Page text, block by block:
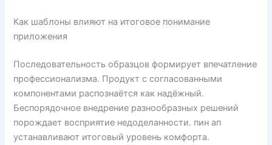
Как шаблоны влияют на итоговое понимание
приложения
Последовательность образцов формирует впечатление
профессионализма. Продукт с согласованными
компонентами распознаётся как надёжный.
Беспорядочное внедрение разнообразных решений
порождает восприятие недоделанности. пин ап
устанавливают итоговый уровень комфорта.